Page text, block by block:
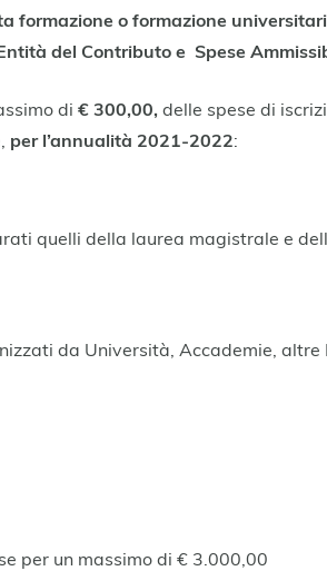
formazione o formazione
del Contributo e Spese
di € 300,00, delle spese di
per l’annualità 2021-2022:
quelli della laurea magistrale e
da Università, Accademie,
per un massimo di € 3.000,00